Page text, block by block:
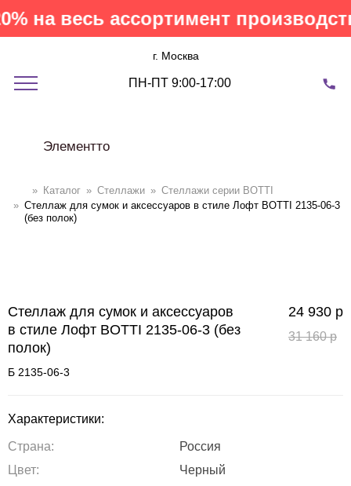
на весь ассортимент
г. Москва
ПН-ПТ 9:00-17:00
Элементто
» Каталог » Стеллажи » Cтеллажи серии BOTTI
» Стеллаж для сумок и аксессуаров в стиле Лофт BOTTI 2135-06-3
(без полок)
Стеллаж для сумок и аксессуаров
в стиле Лофт BOTTI 2135-06-3 (без
полок)
Б 2135-06-3
24 930 р
31 160р
Характеристики:
Страна:
Россия
Цвет:
Черный